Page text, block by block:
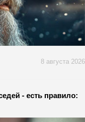
8 августа 2026
- есть правило: